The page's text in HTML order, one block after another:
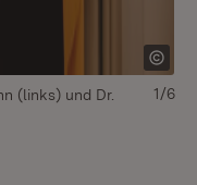
(links) und Dr.
1/6